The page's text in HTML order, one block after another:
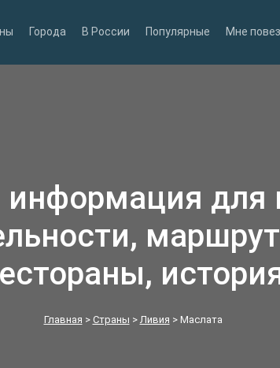
Города В России Популярные Мне
информация для
Главная > Страны > Ливия > Маслата